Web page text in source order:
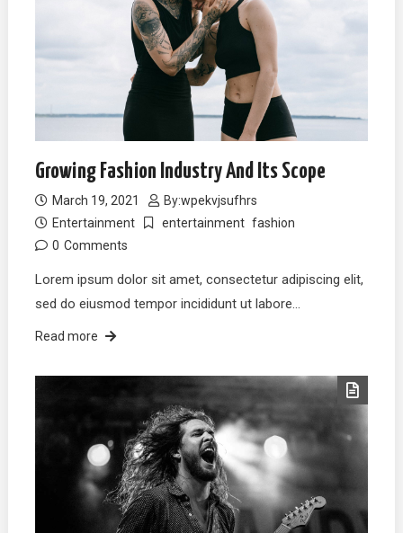
Growing Fashion Industry And Its Scope
March 19, 2021 By:wpekvjsufhrs
Entertainment
entertainment fashion
0 Comments
Lorem ipsum dolor sit amet, consectetur adipiscing elit,
sed do eiusmod tempor incididunt ut labore…
Read more